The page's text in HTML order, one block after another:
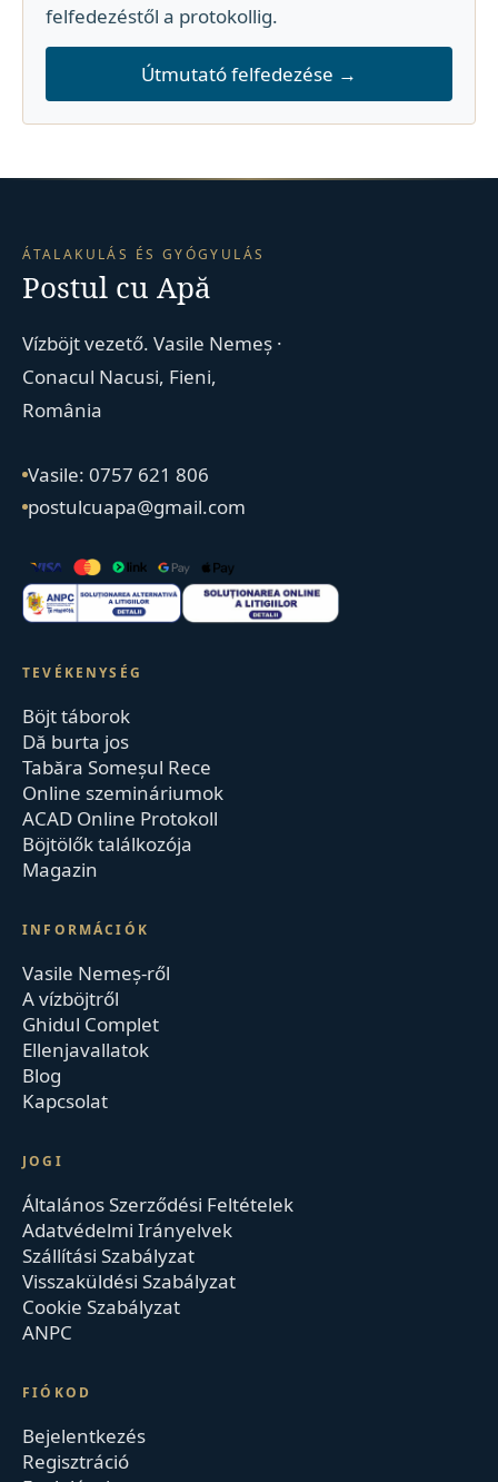
felfedezéstől a protokollig.
Útmutató felfedezése →
ÁTALAKULÁS ÉS GYÓGYULÁS
Postul cu Apă
Vízböjt vezető. Vasile Nemeș ·
Conacul Nacusi, Fieni,
România
Vasile: 0757 621 806
postulcuapa@gmail.com
TEVÉKENYSÉG
Böjt táborok
Dă burta jos
Tabăra Someșul Rece
Online szemináriumok
ACAD Online Protokoll
Böjtölők találkozója
Magazin
INFORMÁCIÓK
Vasile Nemeș-ről
A vízböjtről
Ghidul Complet
Ellenjavallatok
Blog
Kapcsolat
JOGI
Általános Szerződési Feltételek
Adatvédelmi Irányelvek
Szállítási Szabályzat
Visszaküldési Szabályzat
Cookie Szabályzat
ANPC
FIÓKOD
Bejelentkezés
Regisztráció